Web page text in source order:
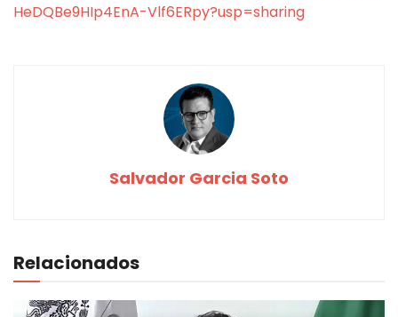
HeDQBe9HIp4EnA-Vlf6ERpy?usp=sharing
Salvador Garcia Soto
Relacionados